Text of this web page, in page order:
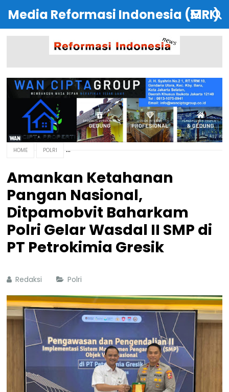
Media Reformasi Indonesia (MRI)
HOME POLRI
Amankan Ketahanan
Pangan Nasional,
Ditpamobvit Baharkam
Polri Gelar Wasdal II SMP di
PT Petrokimia Gresik
Redaksi Polri